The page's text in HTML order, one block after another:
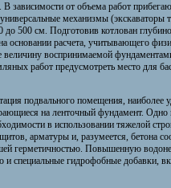
зависимости от объема работ
механизмы (экскаваторы
500 см. Подготовив котлован
основании расчета, учитывающего
величину воспринимаемой
работ предусмотреть место для
подвального помещения, наиболее
на ленточный фундамент. Одно
в использовании тяжелой
арматуры и, разумеется, бетона
герметичностью. Повышенную
и специальные гидрофобные добавки,